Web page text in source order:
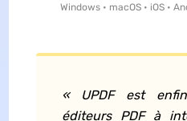
Windows • macOS • iOS •
« UPDF est
éditeurs PDF à